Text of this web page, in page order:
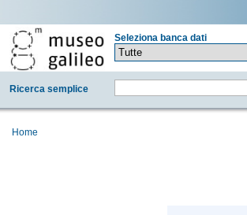
Seleziona banca dati
Ricerca semplice
Home